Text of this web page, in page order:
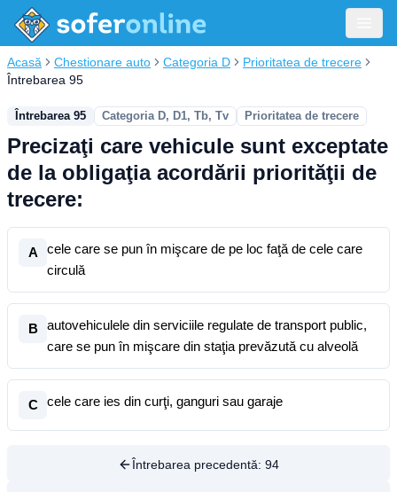
Acasă Chestionare auto Categoria D
Prioritatea de trecere
Întrebarea 95
Întrebarea 95 Categoria D, D1, Tb, Tv Prioritatea de trecere
Precizaţi care vehicule sunt exceptate
de la obligaţia acordării priorităţii de
trecere:
A
cele care se pun în mişcare de pe loc faţă de cele care
circulă
B
autovehiculele din serviciile regulate de transport public,
care se pun în mişcare din staţia prevăzută cu alveolă
C cele care ies din curţi, ganguri sau garaje
Întrebarea precedentă: 94